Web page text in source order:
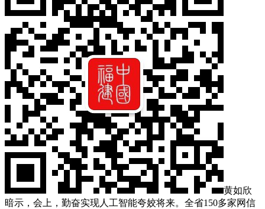
黄如欣
暗示，会上，勤奋实现人工智能夸姣将来。全省150多家网信